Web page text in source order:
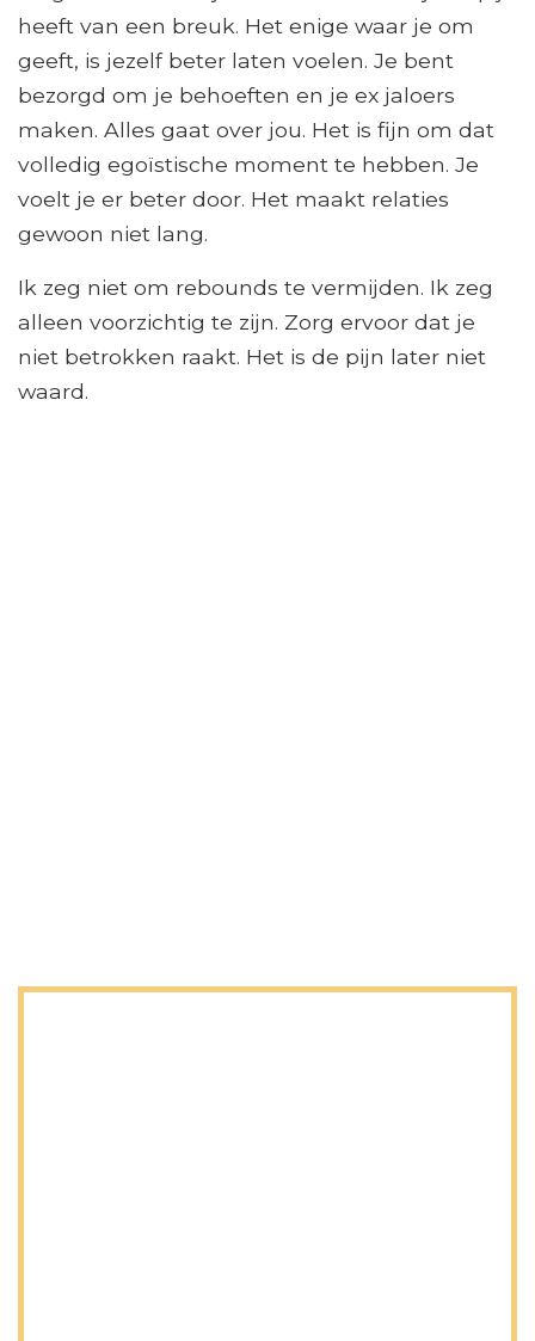
heeft van een breuk. Het enige waar je om
geeft, is jezelf beter laten voelen. Je bent
bezorgd om je behoeften en je ex jaloers
maken. Alles gaat over jou. Het is fijn om dat
volledig egoïstische moment te hebben. Je
voelt je er beter door. Het maakt relaties
gewoon niet lang.
Ik zeg niet om rebounds te vermijden. Ik zeg
alleen voorzichtig te zijn. Zorg ervoor dat je
niet betrokken raakt. Het is de pijn later niet
waard.